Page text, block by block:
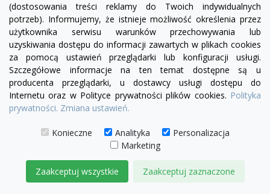
Sofa modułowa Serena bez boku |element prosty
SL4/SP4
1 974,00 zł
DODAJ DO KOSZYKA
(dostosowania treści reklamy do Twoich indywidualnych
potrzeb). Informujemy, że istnieje możliwość określenia przez
użytkownika serwisu warunków przechowywania lub
uzyskiwania dostępu do informacji zawartych w plikach cookies
za pomocą ustawień przeglądarki lub konfiguracji usługi.
Szczegółowe informacje na ten temat dostępne są u
producenta przeglądarki, u dostawcy usługi dostępu do
Internetu oraz w Polityce prywatności plików cookies. Polityka
prywatności. Zmiana ustawień.
Konieczne Analityka
Personalizacja
Marketing
Zaakceptuj wszystkie Zaakceptuj zaznaczone